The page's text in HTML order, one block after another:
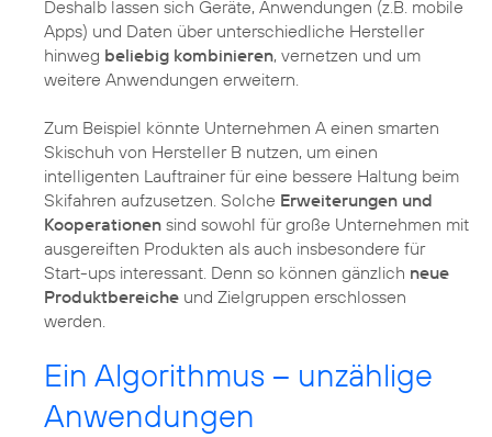
Deshalb lassen sich Geräte, Anwendungen (z.B. mobile
Apps) und Daten über unterschiedliche Hersteller
hinweg beliebig kombinieren, vernetzen und um
weitere Anwendungen erweitern.
Zum Beispiel könnte Unternehmen A einen smarten
Skischuh von Hersteller B nutzen, um einen
intelligenten Lauftrainer für eine bessere Haltung beim
Skifahren aufzusetzen. Solche Erweiterungen und
Kooperationen sind sowohl für große Unternehmen mit
ausgereiften Produkten als auch insbesondere für
Start-ups interessant. Denn so können gänzlich neue
Produktbereiche und Zielgruppen erschlossen
werden.
Ein Algorithmus – unzählige
Anwendungen